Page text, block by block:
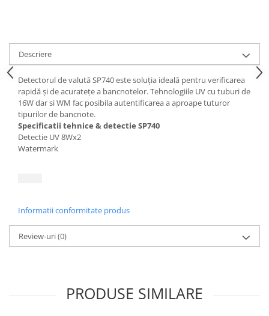
Descriere
Detectorul de valută SP740 este soluţia ideală pentru verificarea
rapidă şi de acurateţe a bancnotelor. Tehnologiile UV cu tuburi de
16W dar si WM fac posibila autentificarea a aproape tuturor
tipurilor de bancnote.
Specificatii tehnice & detectie SP740
Detectie UV 8Wx2
Watermark
Informatii conformitate produs
Review-uri(0)
PRODUSE SIMILARE